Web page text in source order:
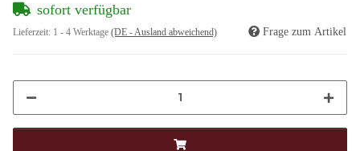
sofort verfügbar
Lieferzeit: 1 - 4 Werktage (DE - Ausland abweichend) Frage zum Artikel